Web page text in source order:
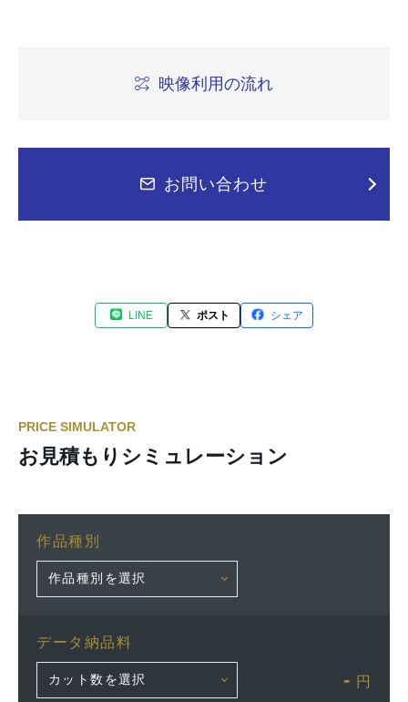
映像利用の流れ
お問い合わせ
LINE ポスト シェア
PRICE SIMULATOR
お見積もりシミュレーション
作品種別
データ納品料
- 円